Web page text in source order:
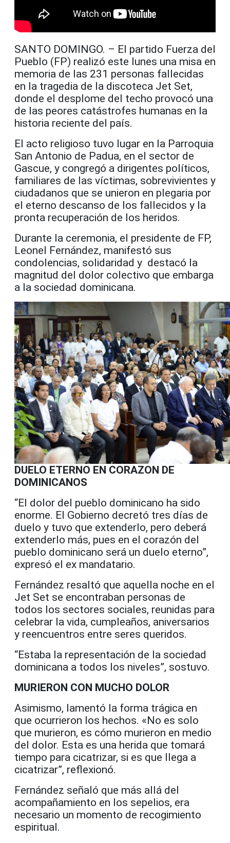
SANTO DOMINGO. – El partido Fuerza del
Pueblo (FP) realizó este lunes una misa en
memoria de las 231 personas fallecidas
en la tragedia de la discoteca Jet Set,
donde el desplome del techo provocó una
de las peores catástrofes humanas en la
historia reciente del país.
El acto religioso tuvo lugar en la Parroquia
San Antonio de Padua, en el sector de
Gascue, y congregó a dirigentes políticos,
familiares de las víctimas, sobrevivientes y
ciudadanos que se unieron en plegaria por
el eterno descanso de los fallecidos y la
pronta recuperación de los heridos.
Durante la ceremonia, el presidente de FP,
Leonel Fernández, manifestó sus
condolencias, solidaridad y destacó la
magnitud del dolor colectivo que embarga
a la sociedad dominicana.
DUELO ETERNO EN CORAZON DE
DOMINICANOS
“El dolor del pueblo dominicano ha sido
enorme. El Gobierno decretó tres días de
duelo y tuvo que extenderlo, pero deberá
extenderlo más, pues en el corazón del
pueblo dominicano será un duelo eterno”,
expresó el ex mandatario.
Fernández resaltó que aquella noche en el
Jet Set se encontraban personas de
todos los sectores sociales, reunidas para
celebrar la vida, cumpleaños, aniversarios
y reencuentros entre seres queridos.
“Estaba la representación de la sociedad
dominicana a todos los niveles”, sostuvo.
MURIERON CON MUCHO DOLOR
Asimismo, lamentó la forma trágica en
que ocurrieron los hechos. «No es solo
que murieron, es cómo murieron en medio
del dolor. Esta es una herida que tomará
tiempo para cicatrizar, si es que llega a
cicatrizar”, reflexionó.
Fernández señaló que más allá del
acompañamiento en los sepelios, era
necesario un momento de recogimiento
espiritual.